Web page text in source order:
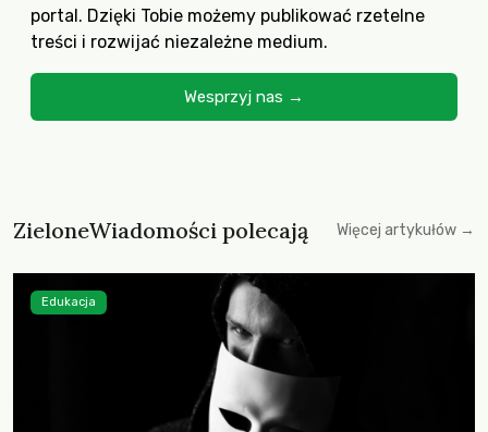
portal. Dzięki Tobie możemy publikować rzetelne
treści i rozwijać niezależne medium.
Wesprzyj nas →
ZieloneWiadomości polecają Więcej artykułów →
Edukacja